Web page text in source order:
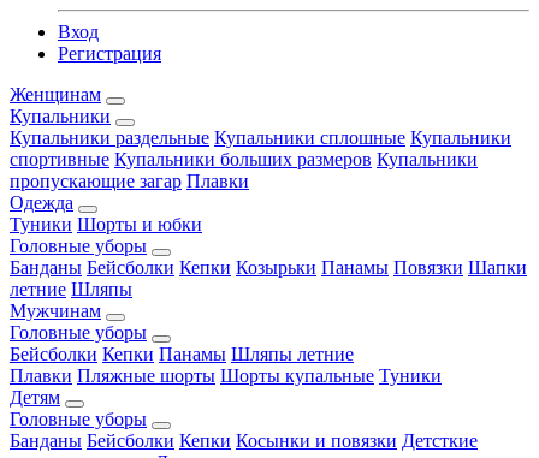
Вход
Регистрация
Женщинам
Купальники
Купальники раздельные Купальники сплошные Купальники
спортивные Купальники больших размеров Купальники
пропускающие загар Плавки
Одежда
Туники Шорты и юбки
Головные уборы
Банданы Бейсболки Кепки Козырьки Панамы Повязки Шапки
летние Шляпы
Мужчинам
Головные уборы
Бейсболки Кепки Панамы Шляпы летние
Плавки Пляжные шорты Шорты купальные Туники
Детям
Головные уборы
Банданы Бейсболки Кепки Косынки и повязки Детсткие